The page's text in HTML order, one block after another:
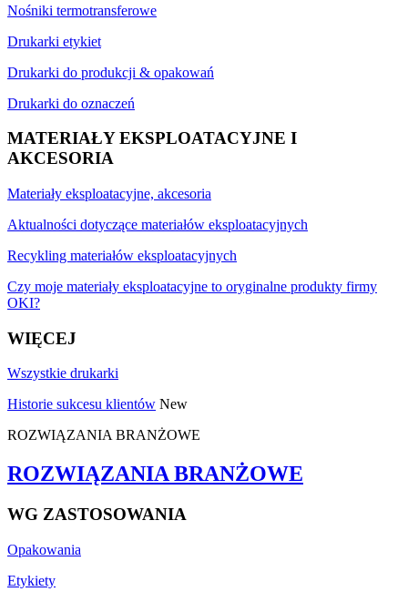
Nośniki termotransferowe
Drukarki etykiet
Drukarki do produkcji & opakowań
Drukarki do oznaczeń
MATERIAŁY EKSPLOATACYJNE I
AKCESORIA
Materiały eksploatacyjne, akcesoria
Aktualności dotyczące materiałów eksploatacyjnych
Recykling materiałów eksploatacyjnych
Czy moje materiały eksploatacyjne to oryginalne produkty firmy
OKI?
WIĘCEJ
Wszystkie drukarki
Historie sukcesu klientów New
ROZWIĄZANIA BRANŻOWE
ROZWIĄZANIA BRANŻOWE
WG ZASTOSOWANIA
Opakowania
Etykiety